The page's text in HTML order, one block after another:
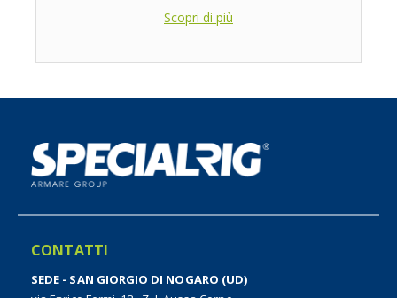
Scopri di più
CONTATTI
SEDE - SAN GIORGIO DI NOGARO (UD)